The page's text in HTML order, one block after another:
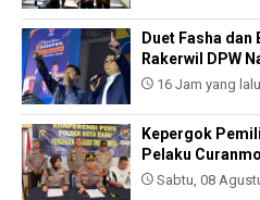
Duet Fasha
Rakerwil DPW
16 Jam yang lalu
Kepergok
Pelaku
Sabtu, 08